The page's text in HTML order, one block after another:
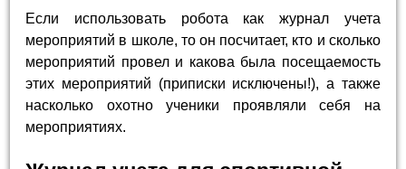
Если использовать робота как журнал учета
мероприятий в школе, то он посчитает, кто и сколько
мероприятий провел и какова была посещаемость
этих мероприятий (приписки исключены!), а также
насколько охотно ученики проявляли себя на
мероприятиях.